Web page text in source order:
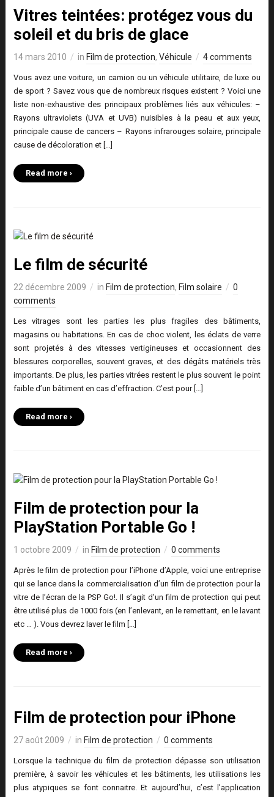
Vitres teintées: protégez vous du
soleil et du bris de glace
14 mars 2010 in Film de protection, Véhicule 4 comments
Vous avez une voiture, un camion ou un véhicule utilitaire, de luxe ou
de sport ? Savez vous que de nombreux risques existent ? Voici une
liste non-exhaustive des principaux problèmes liés aux véhicules: –
Rayons ultraviolets (UVA et UVB) nuisibles à la peau et aux yeux,
principale cause de cancers – Rayons infrarouges solaire, principale
cause de décoloration et […]
Read more ›
Le film de sécurité
22 décembre 2009 in Film de protection, Film solaire
0
comments
Les vitrages sont les parties les plus fragiles des bâtiments,
magasins ou habitations. En cas de choc violent, les éclats de verre
sont projetés à des vitesses vertigineuses et occasionnent des
blessures corporelles, souvent graves, et des dégâts matériels très
importants. De plus, les parties vitrées restent le plus souvent le point
faible d’un bâtiment en cas d’effraction. C’est pour […]
Read more ›
Film de protection pour la
PlayStation Portable Go !
1 octobre 2009 in Film de protection 0 comments
Après le film de protection pour l’iPhone d’Apple, voici une entreprise
qui se lance dans la commercialisation d’un film de protection pour la
vitre de l’écran de la PSP Go!. Il s’agit d’un film de protection qui peut
être utilisé plus de 1000 fois (en l’enlevant, en le remettant, en le lavant
etc … ). Vous devrez laver le film […]
Read more ›
Film de protection pour iPhone
27 août 2009 in Film de protection 0 comments
Lorsque la technique du film de protection dépasse son utilisation
première, à savoir les véhicules et les bâtiments, les utilisations les
plus atypiques se font connaitre. Et aujourd’hui, c’est l’application